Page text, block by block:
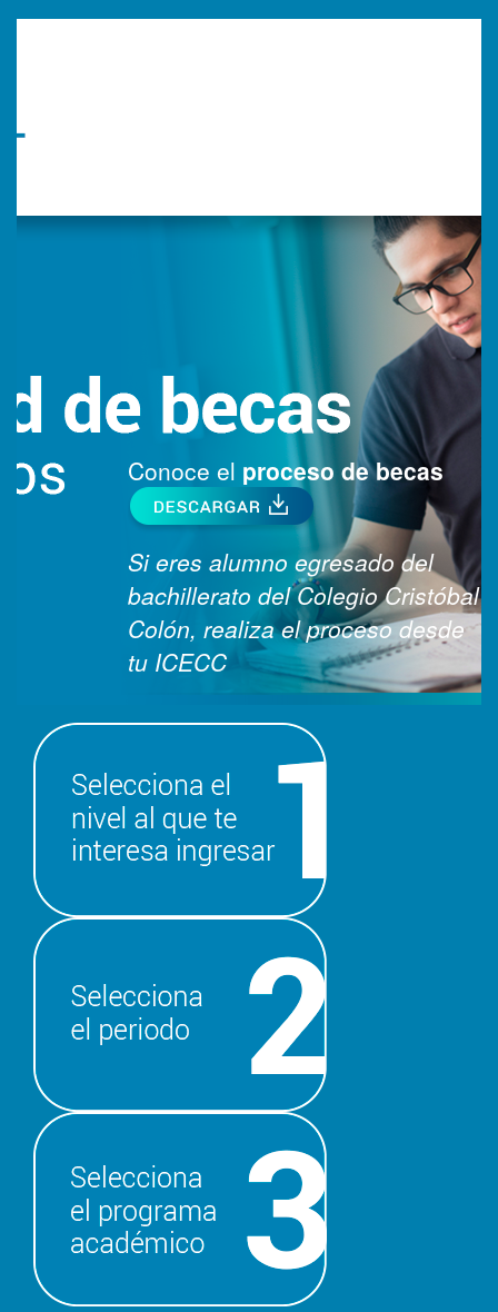
Conoce el proceso de becas
Si eres alumno egresado del
bachillerato del Colegio Cristóbal
Colón, realiza el proceso desde
tu ICECC